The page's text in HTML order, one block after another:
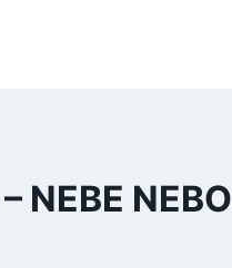
NEBE NEBO